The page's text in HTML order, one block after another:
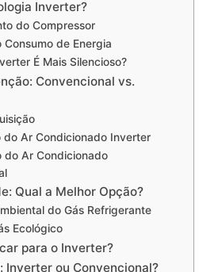
Inverter?
do Compressor
Consumo de Energia
É Mais Silencioso?
Convencional vs.
do Ar Condicionado Inverter
do Ar Condicionado
Qual a Melhor Opção?
do Gás Refrigerante
Ecológico
para o Inverter?
Inverter ou Convencional?